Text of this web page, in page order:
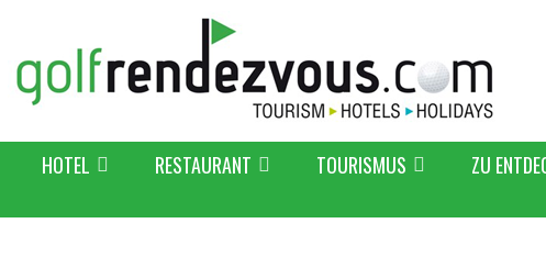
HOTEL RESTAURANT TOURISMUS ZU